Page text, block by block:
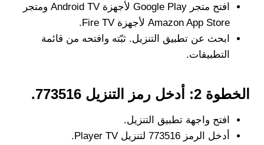
افتح متجر Google Play لأجهزة Android TV ومتجر
Amazon App Store لأجهزة Fire TV.
ابحث عن تطبيق التنزيل. ثبّته وافتحه من قائمة
التطبيقات.
الخطوة 2: أدخل رمز التنزيل 773516.
افتح واجهة تطبيق التنزيل.
أدخل الرمز 773516 لتنزيل Player TV.